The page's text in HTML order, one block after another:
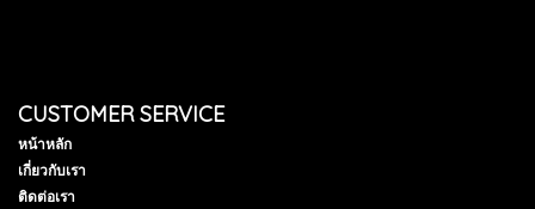
CUSTOMER SERVICE
หน้าหลัก
เกี่ยวกับเรา
ติดต่อเรา